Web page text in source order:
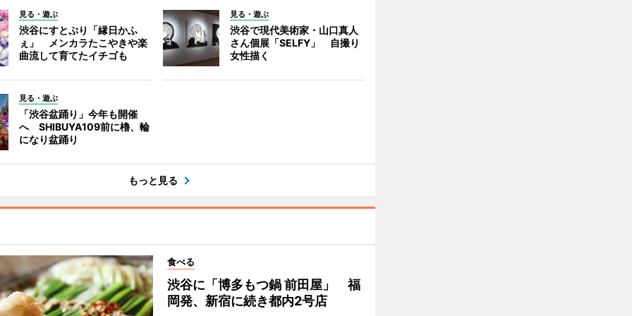
見る・遊ぶ
渋谷にすとぷり「縁日かふ
ぇ」 メンカラたこやきや楽
曲流して育てたイチゴも
見る・遊ぶ
渋谷で現代美術家・山口真人
さん個展「SELFY」 自撮り
女性描く
見る・遊ぶ
「渋谷盆踊り」今年も開催
へ SHIBUYA109前に櫓、輪
になり盆踊り
もっと見る
食べる
渋谷に「博多もつ鍋 前田屋」 福
岡発、新宿に続き都内2号店